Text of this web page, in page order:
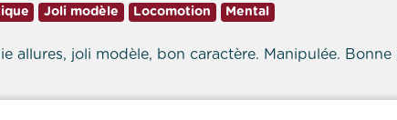
Joli modèle Locomotion Mental
allures, joli modèle, bon caractère. Manipulée.